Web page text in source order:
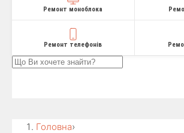
Ремонт моноблока
Ремонт телефонів
Головна›